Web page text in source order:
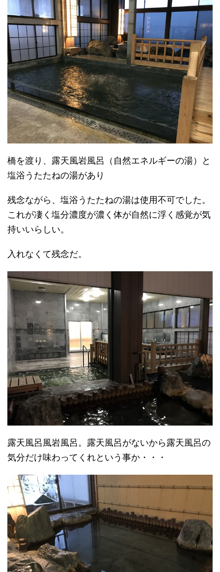
橋を渡り、露天風岩風呂（自然エネルギーの湯）と
塩浴うたたねの湯があり
残念ながら、塩浴うたたねの湯は使用不可でした。
これが凄く塩分濃度が濃く体が自然に浮く感覚が気
持いいらしい。
入れなくて残念だ。
露天風呂風岩風呂。露天風呂がないから露天風呂の
気分だけ味わってくれという事か・・・